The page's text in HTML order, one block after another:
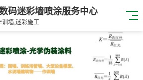
码迷彩墙喷涂服务中心
墙,迷彩施工